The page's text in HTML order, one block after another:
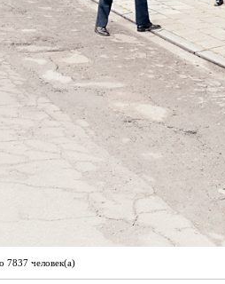
7837 человек(а)